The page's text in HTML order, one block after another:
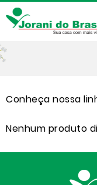
Conheça nossa
Nenhum produto